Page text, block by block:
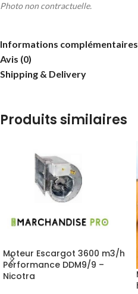
Photo non contractuelle.
Informations complémentaires
Avis (0)
Shipping & Delivery
Produits similaires
Moteur Escargot 3600 m3/h
Performance DDM9/9 –
Nicotra